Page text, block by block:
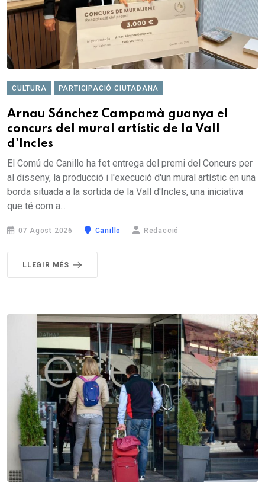
CULTURA PARTICIPACIÓ CIUTADANA
Arnau Sánchez Campamà guanya el
concurs del mural artístic de la Vall
d'Incles
El Comú de Canillo ha fet entrega del premi del Concurs per
al disseny, la producció i l'execució d'un mural artístic en una
borda situada a la sortida de la Vall d'Incles, una iniciativa
que té com a...
07 Agost 2026 Canillo Redacció
LLEGIR MÉS